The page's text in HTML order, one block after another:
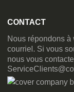
CONTACT
Nous répondons
courriel. Si vous
nous vous